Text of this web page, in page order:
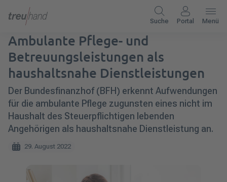
Suche Portal Menü
Ambulante Pflege- und
Betreuungsleistungen als
haushaltsnahe Dienstleistungen
Der Bundesfinanzhof (BFH) erkennt Aufwendungen
für die ambulante Pflege zugunsten eines nicht im
Haushalt des Steuerpflichtigen lebenden
Angehörigen als haushaltsnahe Dienstleistung an.
29. August 2022